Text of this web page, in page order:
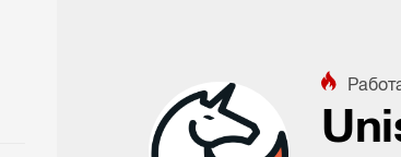
РЕКЛАМА НА ИНТЕРНЕТ-ПЛОЩАДКАХ